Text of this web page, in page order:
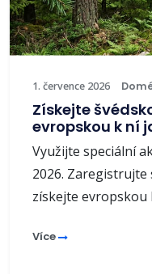
1. července 2026
Získejte
evropskou k ní
Využijte speciální
2026. Zaregistrujte
získejte evropskou
Více